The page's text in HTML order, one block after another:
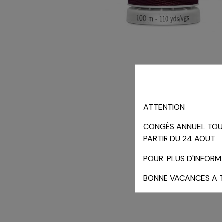
ATTENTION
CONGÉS ANNUEL
PARTIR DU 24 AOUT
POUR PLUS
BONNE VACANCES A